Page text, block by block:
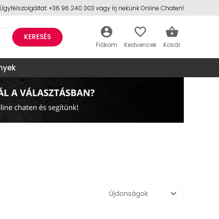
Ügyfélszolgáltat: +36 96 240 303 vagy írj nekünk Online Chaten!
account_circle favorite_border shopping_basket
KERESÉS